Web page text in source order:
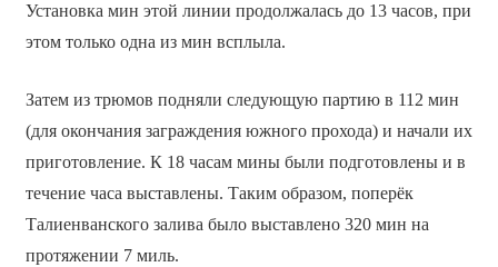
Установка мин этой линии продолжалась до 13 часов, при
этом только одна из мин всплыла.
Затем из трюмов подняли следующую партию в 112 мин
(для окончания заграждения южного прохода) и начали их
приготовление. К 18 часам мины были подготовлены и в
течение часа выставлены. Таким образом, поперёк
Талиенванского залива было выставлено 320 мин на
протяжении 7 миль.